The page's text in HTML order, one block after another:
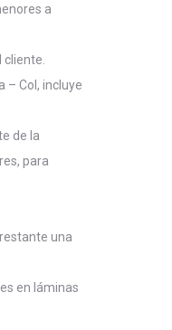
a
– Col, incluye
de la
para
una
en láminas